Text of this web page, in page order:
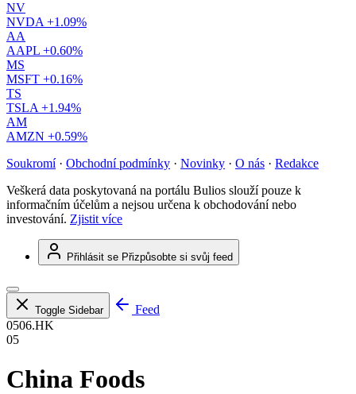
NV
NVDA +1.09%
AA
AAPL +0.60%
MS
MSFT +0.16%
TS
TSLA +1.94%
AM
AMZN +0.59%
Soukromí · Obchodní podmínky · Novinky · O nás · Redakce
Veškerá data poskytovaná na portálu Bulios slouží pouze k
informačním účelům a nejsou určena k obchodování nebo
investování. Zjistit více
Přihlásit se Přizpůsobte si svůj feed
Toggle Sidebar
Feed
0506.HK
05
China Foods